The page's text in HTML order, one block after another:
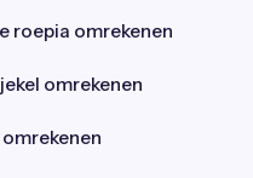
roepia omrekenen
omrekenen